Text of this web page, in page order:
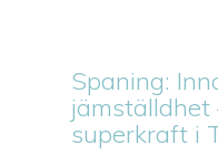
Spaning:
jämställdhet
superkraft i